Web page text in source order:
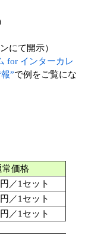
にて開示）
for インターカレ
”で例をご覧にな
常価格
／1セット
／1セット
／1セット